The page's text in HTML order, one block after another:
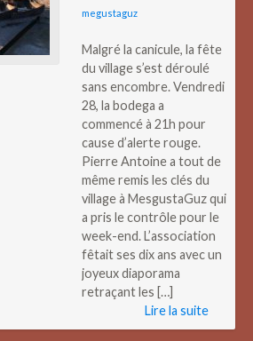
megustaguz
Malgré la canicule, la fête
du village s’est déroulé
sans encombre. Vendredi
28, la bodega a
commencé à 21h pour
cause d’alerte rouge.
Pierre Antoine a tout de
même remis les clés du
village à MesgustaGuz qui
a pris le contrôle pour le
week-end. L’association
fêtait ses dix ans avec un
joyeux diaporama
retraçant les […]
Lire la suite